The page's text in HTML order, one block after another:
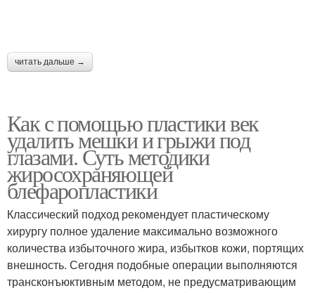
читать дальше →
Как с помощью пластики век
удалить мешки и грыжи под
глазами. Суть методики
жиросохраняющей
блефаропластики
Классический подход рекомендует пластическому
хирургу полное удаление максимально возможного
количества избыточного жира, избытков кожи, портящих
внешность. Сегодня подобные операции выполняются
трансконъюктивным методом, не предусматривающим